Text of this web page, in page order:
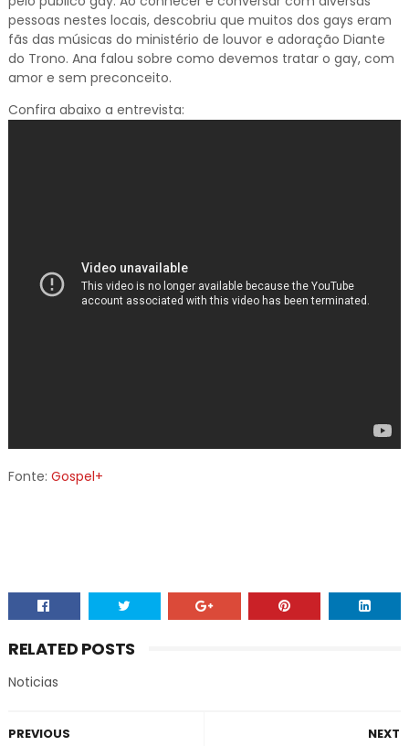
pessoas nestes locais, descobriu que muitos dos gays eram
fãs das músicas do ministério de louvor e adoração Diante
do Trono. Ana falou sobre como devemos tratar o gay, com
amor e sem preconceito.
Confira abaixo a entrevista:
Fonte: Gospel+
RELATED POSTS
Noticias
NEXT
PREVIOUS